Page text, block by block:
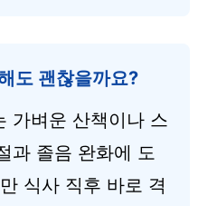
도 괜찮을까요?
가벼운 산책이나 스
과 졸음 완화에 도
식사 직후 바로 격